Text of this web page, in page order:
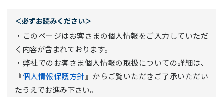
＜必ずお読みください＞
・このページはお客さまの個人情報をご入力していただ
く内容が含まれております。
・弊社でのお客さま個人情報の取扱についての詳細は、
『個人情報保護方針』からご覧いただきご了承いただい
たうえでお進み下さい。